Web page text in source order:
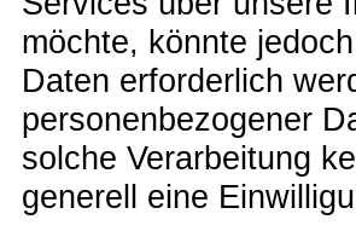
möchte, könnte
Daten erforderlich
personenbezogener
solche Verarbeitung
generell eine